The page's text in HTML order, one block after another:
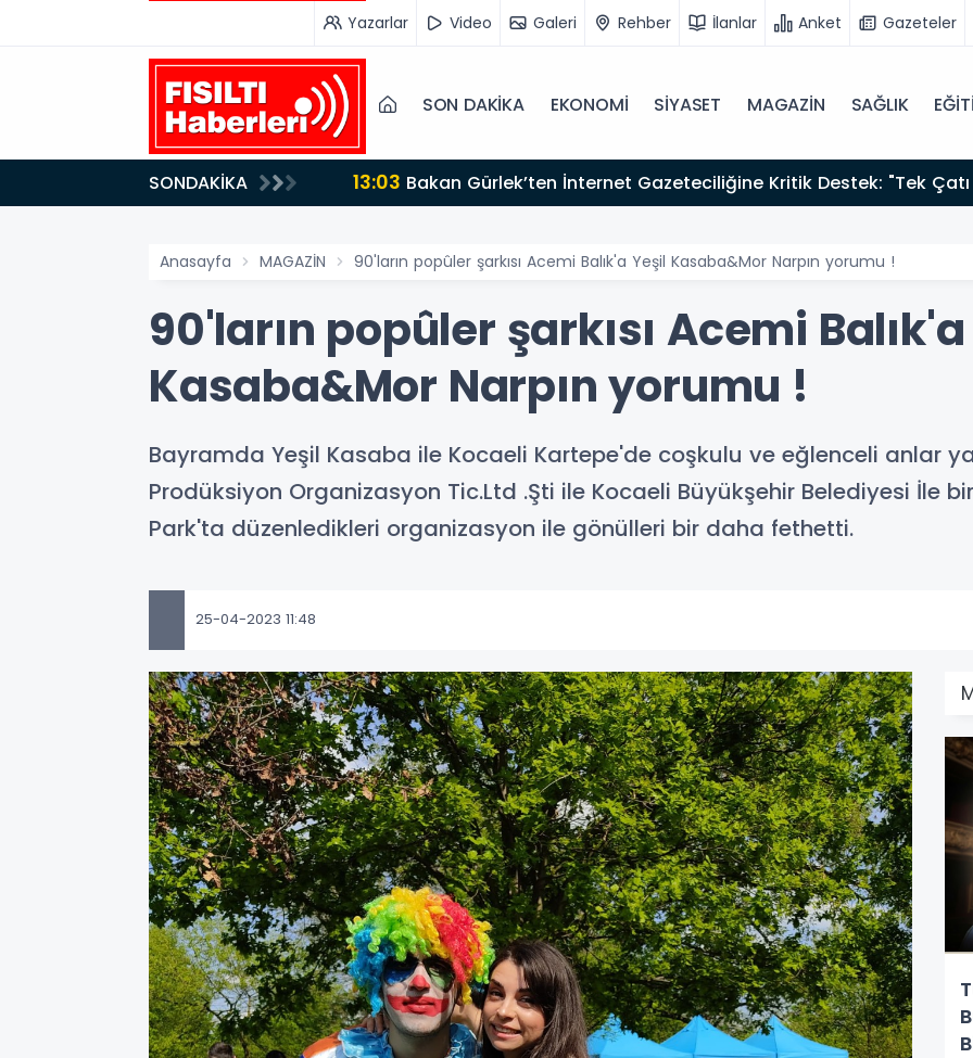
Yazarlar Video Galeri Rehber İlanlar Anket Gazeteler
SON DAKİKA EKONOMİ SİYASET MAGAZİN SAĞLIK
SONDAKİKA 13:03
Düzenlemeye Hazırız"
Anasayfa MAGAZİN 90'ların popûler şarkısı Acemi Balık'a Yeşil Kasaba&Mor Narpın yorumu !
90'ların popûler şarkısı Acemi
Kasaba&Mor Narpın yorumu !
Bayramda Yeşil Kasaba ile Kocaeli Kartepe'de coşkulu ve eğlenceli anlar
Prodüksiyon Organizasyon Tic.Ltd .Şti ile Kocaeli Büyükşehir Belediyesi İle
Park'ta düzenledikleri organizasyon ile gönülleri bir daha fethetti.
25-04-2023 11:48